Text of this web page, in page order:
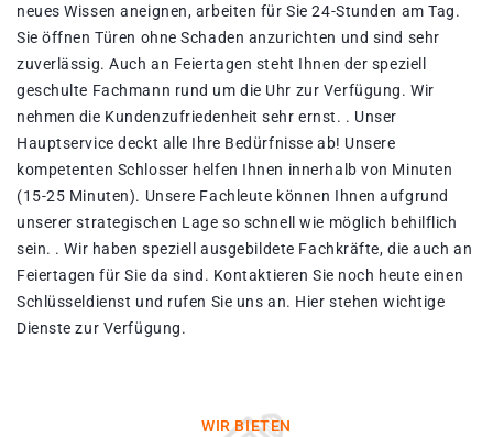
neues Wissen aneignen, arbeiten für Sie 24-Stunden am Tag.
Sie öffnen Türen ohne Schaden anzurichten und sind sehr
zuverlässig. Auch an Feiertagen steht Ihnen der speziell
geschulte Fachmann rund um die Uhr zur Verfügung. Wir
nehmen die Kundenzufriedenheit sehr ernst. . Unser
Hauptservice deckt alle Ihre Bedürfnisse ab! Unsere
kompetenten Schlosser helfen Ihnen innerhalb von Minuten
(15-25 Minuten). Unsere Fachleute können Ihnen aufgrund
unserer strategischen Lage so schnell wie möglich behilflich
sein. . Wir haben speziell ausgebildete Fachkräfte, die auch an
Feiertagen für Sie da sind. Kontaktieren Sie noch heute einen
Schlüsseldienst und rufen Sie uns an. Hier stehen wichtige
Dienste zur Verfügung.
WIR BIETEN